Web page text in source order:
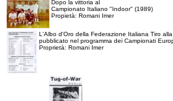
Dopo la vittoria al
Campionato Italiano "Indoor" (1989)
Propietà: Romani Imer
L'Albo d'Oro della Federazione Italiana Tiro alla
pubblicato nel programma dei Campionati
Proprietà: Romani Imer